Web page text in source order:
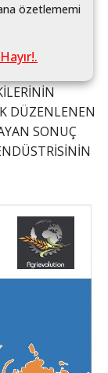
na özetlememi
Hayır!.
BİRLİKLERİ
DÜZENLENEN
SONUÇ